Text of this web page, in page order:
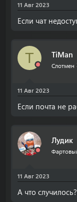
11 Авг 2023
Если чат
T TiMan
Слотмен
11 Авг 2023
Если почта не
Лудик
11 Авг 2023
А что